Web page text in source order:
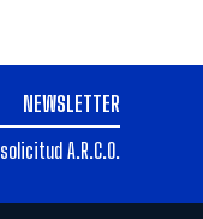
NEWSLETTER
A.R.C.O.